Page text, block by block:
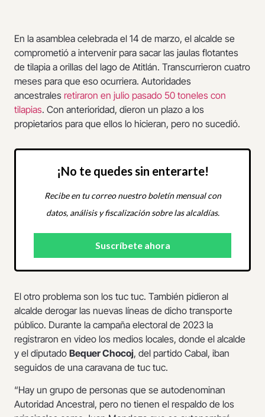
En la asamblea celebrada el 14 de marzo, el alcalde se
comprometió a intervenir para sacar las jaulas flotantes
de tilapia a orillas del lago de Atitlán. Transcurrieron cuatro
meses para que eso ocurriera. Autoridades
ancestrales retiraron en julio pasado 50 toneles con
tilapias. Con anterioridad, dieron un plazo a los
propietarios para que ellos lo hicieran, pero no sucedió.
¡No te quedes sin enterarte!
Recibe en tu correo nuestro boletín mensual con
datos, análisis y fiscalización sobre las alcaldías.
El otro problema son los tuc tuc. También pidieron al
alcalde derogar las nuevas líneas de dicho transporte
público. Durante la campaña electoral de 2023 la
registraron en video los medios locales, donde el alcalde
y el diputado Bequer Chocoj, del partido Cabal, iban
seguidos de una caravana de tuc tuc.
“Hay un grupo de personas que se autodenominan
Autoridad Ancestral, pero no tienen el respaldo de los